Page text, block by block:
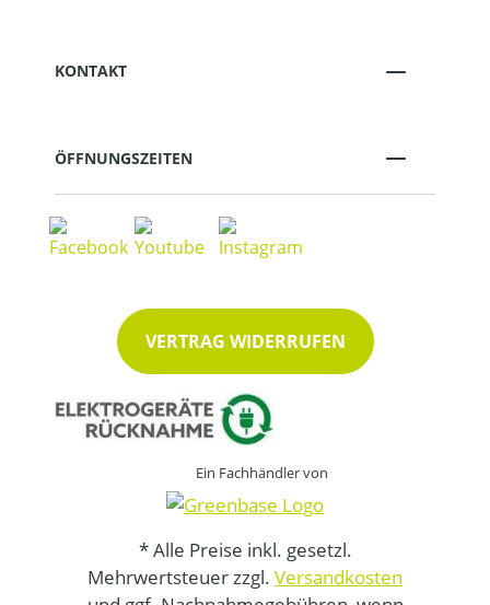
KONTAKT
ÖFFNUNGSZEITEN
VERTRAG WIDERRUFEN
Ein Fachhändler von
* Alle Preise inkl. gesetzl.
Mehrwertsteuer zzgl. Versandkosten